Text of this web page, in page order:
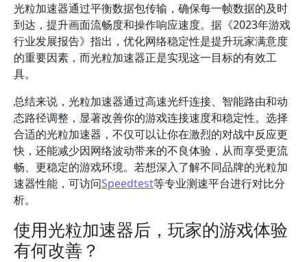
光粒加速器通过平衡数据包传输，确保每一帧数据的及时
到达，提升画面流畅度和操作响应速度。据《2023年游戏
行业发展报告》指出，优化网络稳定性是提升玩家满意度
的重要因素，而光粒加速器正是实现这一目标的有效工
具。
总结来说，光粒加速器通过高速光纤连接、智能路由和动
态路径调整，显著改善你的游戏连接速度和稳定性。选择
合适的光粒加速器，不仅可以让你在激烈的对战中反应更
快，还能减少因网络波动带来的不良体验，从而享受更流
畅、更稳定的游戏环境。若想深入了解不同品牌的光粒加
速器性能，可访问Speedtest等专业测速平台进行对比分
析。
使用光粒加速器后，玩家的游戏体验
有何改善？